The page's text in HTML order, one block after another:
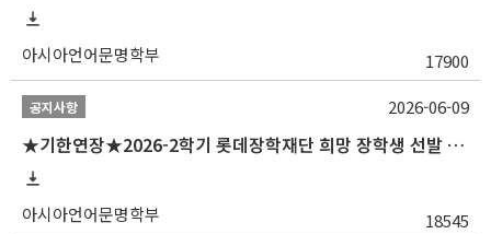
아시아언어문명학부 17900
공지사항
★기한연장★2026-2학기 롯데장학재단 희망 장학생 선발 안내(~6/15
아시아언어문명학부 18545
2026-06-09